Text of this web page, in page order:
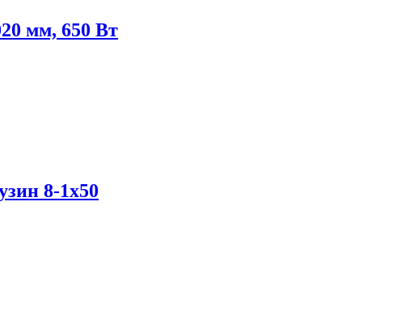
мм, 650 Вт
8-1x50